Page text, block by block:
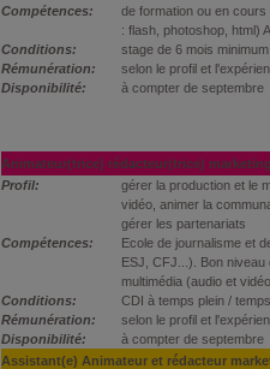
Compétences:
de formation ou en
: flash, photoshop, html)
Conditions:
stage de 6 mois
Rémunération:
selon le profil et
Disponibilité:
à compter de septembre
Animateur(trice) rédacteur(trice)
Profil:
gérer la production et le
vidéo, animer la
gérer les partenariats
Compétences:
Ecole de journalisme et
ESJ, CFJ...). Bon
multimédia (audio et
Conditions:
CDI à temps plein /
Rémunération:
selon le profil et
Disponibilité:
à compter de septembre
Assistant(e) Animateur et rédacteur